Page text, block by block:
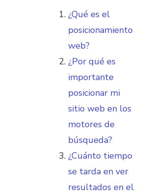
¿Qué es el
posicionamiento
web?
¿Por qué es
importante
posicionar mi
sitio web en los
motores de
búsqueda?
¿Cuánto tiempo
se tarda en ver
resultados en el